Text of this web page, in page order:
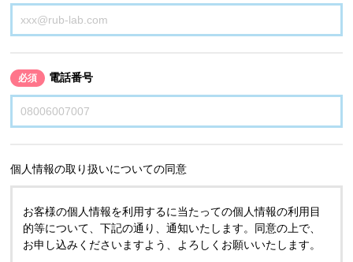
必須 電話番号
個人情報の取り扱いについての同意
お客様の個人情報を利用するに当たっての個人情報の利用目
的等について、下記の通り、通知いたします。同意の上で、
お申し込みくださいますよう、よろしくお願いいたします。